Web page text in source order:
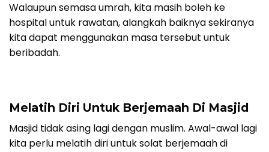
Walaupun semasa umrah, kita masih boleh ke
hospital untuk rawatan, alangkah baiknya sekiranya
kita dapat menggunakan masa tersebut untuk
beribadah.
Melatih Diri Untuk Berjemaah Di Masjid
Masjid tidak asing lagi dengan muslim. Awal-awal lagi
kita perlu melatih diri untuk solat berjemaah di